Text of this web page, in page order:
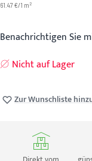
61.47 €/1 m2
Benachrichtigen Sie
Nicht auf Lager
Zur Wunschliste